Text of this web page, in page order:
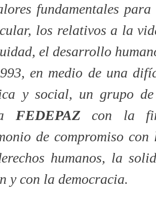
fundamentales
los relativos a la
el desarrollo
en medio de una
y social, un grupo de
FEDEPAZcon la
de compromiso
humanos, la
y con la democracia.